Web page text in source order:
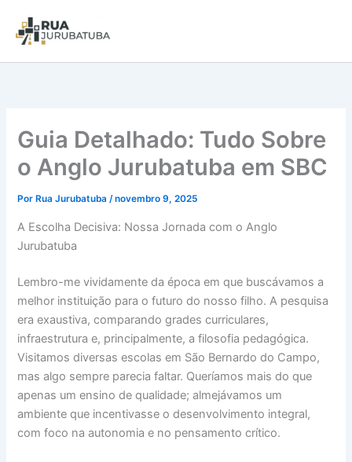
Guia Detalhado: Tudo Sobre
o Anglo Jurubatuba em SBC
Por Rua Jurubatuba/novembro 9, 2025
A Escolha Decisiva: Nossa Jornada com o Anglo
Jurubatuba
Lembro-me vividamente da época em que buscávamos a
melhor instituição para o futuro do nosso filho. A pesquisa
era exaustiva, comparando grades curriculares,
infraestrutura e, principalmente, a filosofia pedagógica.
Visitamos diversas escolas em São Bernardo do Campo,
mas algo sempre parecia faltar. Queríamos mais do que
apenas um ensino de qualidade; almejávamos um
ambiente que incentivasse o desenvolvimento integral,
com foco na autonomia e no pensamento crítico.